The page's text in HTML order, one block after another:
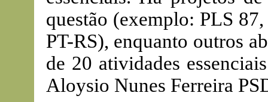
questão (exemplo: PLS
PT-RS), enquanto outros
de 20 atividades
Aloysio Nunes Ferreira